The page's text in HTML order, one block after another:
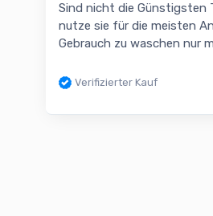
Sind nicht die Günstigsten
nutze sie für die meisten
Gebrauch zu waschen nur
Verifizierter Kauf